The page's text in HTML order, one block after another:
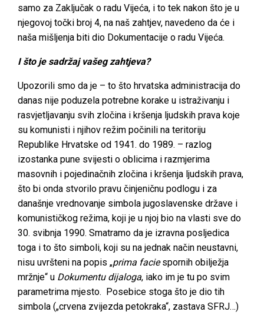
samo za Zaključak o radu Vijeća, i to tek nakon što je u
njegovoj točki broj 4, na naš zahtjev, navedeno da će i
naša mišljenja biti dio Dokumentacije o radu Vijeća.
I što je sadržaj vašeg zahtjeva?
Upozorili smo da je – to što hrvatska administracija do
danas nije poduzela potrebne korake u istraživanju i
rasvjetljavanju svih zločina i kršenja ljudskih prava koje
su komunisti i njihov režim počinili na teritoriju
Republike Hrvatske od 1941. do 1989. – razlog
izostanka pune svijesti o oblicima i razmjerima
masovnih i pojedinačnih zločina i kršenja ljudskih prava,
što bi onda stvorilo pravu činjeničnu podlogu i za
današnje vrednovanje simbola jugoslavenske države i
komunističkog režima, koji je u njoj bio na vlasti sve do
30. svibnja 1990. Smatramo da je izravna posljedica
toga i to što simboli, koji su na jednak način neustavni,
nisu uvršteni na popis „prima faciespornih obilježja
mržnje“ u Dokumentu dijaloga, iako im je tu po svim
parametrima mjesto. Posebice stoga što je dio tih
simbola („crvena zvijezda petokraka“, zastava SFRJ…)